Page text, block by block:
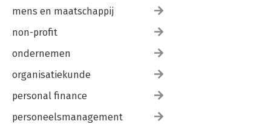
mens en maatschappij
non-profit
ondernemen
organisatiekunde
personal finance
personeelsmanagement